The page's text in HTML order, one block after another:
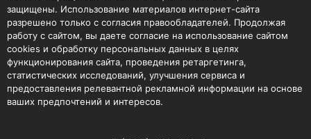
защищены. Использование материалов интернет-сайта
разрешено только с согласия правообладателей. Продолжая
работу с сайтом, вы даете согласие на использование сайтом
cookies и обработку персональных данных в целях
функционирования сайта, проведения ретаргетинга,
статистических исследований, улучшения сервиса и
предоставления релевантной рекламной информации на основе
ваших предпочтений и интересов.